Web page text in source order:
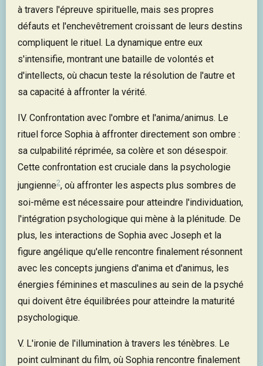
à travers l'épreuve spirituelle, mais ses propres
défauts et l'enchevêtrement croissant de leurs destins
compliquent le rituel. La dynamique entre eux
s'intensifie, montrant une bataille de volontés et
d'intellects, où chacun teste la résolution de l'autre et
sa capacité à affronter la vérité.
IV. Confrontation avec l'ombre et l'anima/animus. Le
rituel force Sophia à affronter directement son ombre :
sa culpabilité réprimée, sa colère et son désespoir.
Cette confrontation est cruciale dans la psychologie
jungienne2, où affronter les aspects plus sombres de
soi-même est nécessaire pour atteindre l'individuation,
l'intégration psychologique qui mène à la plénitude. De
plus, les interactions de Sophia avec Joseph et la
figure angélique qu'elle rencontre finalement résonnent
avec les concepts jungiens d'anima et d'animus, les
énergies féminines et masculines au sein de la psyché
qui doivent être équilibrées pour atteindre la maturité
psychologique.
V. L'ironie de l'illumination à travers les ténèbres. Le
point culminant du film, où Sophia rencontre finalement